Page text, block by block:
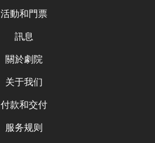
活動和門票
訊息
關於劇院
关于我们
付款和交付
服务规则